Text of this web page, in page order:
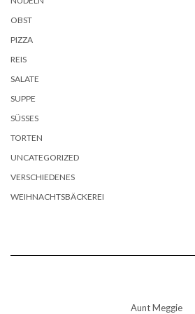
OBST
PIZZA
REIS
SALATE
SUPPE
SÜSSES
TORTEN
UNCATEGORIZED
VERSCHIEDENES
WEIHNACHTSBÄCKEREI
Aunt Meggie